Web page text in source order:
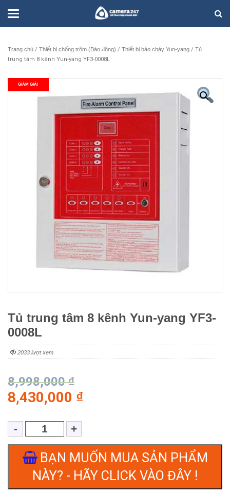
Trang chủ / Thiết bị chống trộm (Báo động) / Thiết bị báo cháy Yun-yang / Tủ
trung tâm 8 kênh Yun-yang YF3-0008L
GIẢM GIÁ!
Tủ trung tâm 8 kênh Yun-yang YF3-
0008L
2033 lượt xem
8,998,000₫
8,430,000 ₫
BẠN MUỐN MUA SẢN PHẨM
NÀY? - HÃY CLICK VÀO ĐÂY !